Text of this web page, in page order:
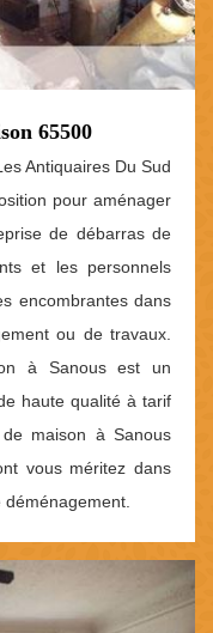
65500
Antiquaires Du Sud
pour aménager
de débarras de
et les personnels
encombrantes dans
ou de travaux.
à Sanous est un
haute qualité à tarif
maison à Sanous
vous méritez dans